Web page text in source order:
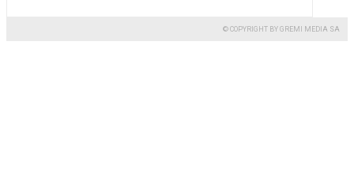
© COPYRIGHT BY GREMI MEDIA SA